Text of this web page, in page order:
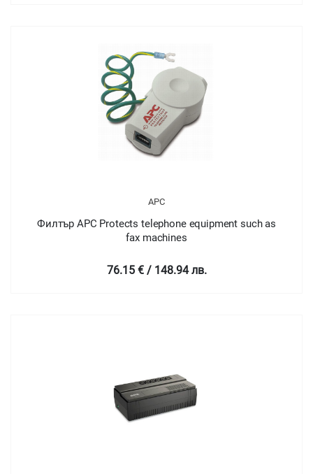
APC
Филтър APC Protects telephone equipment such as
fax machines
76.15 € / 148.94 лв.